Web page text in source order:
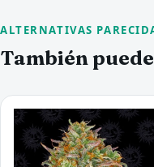
ALTERNATIVAS
También